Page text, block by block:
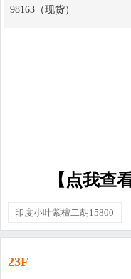
98163（现货）
【点我查
印度小叶紫檀二胡15800
23F